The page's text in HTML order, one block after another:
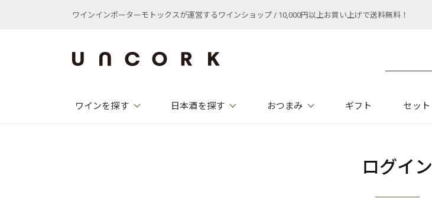
ワインインポーターモトックスが運営するワインショップ / 10,000円以上お買い上げで送料無料！
ワインを探す 日本酒を探す おつまみ ギフト セット
ログイン